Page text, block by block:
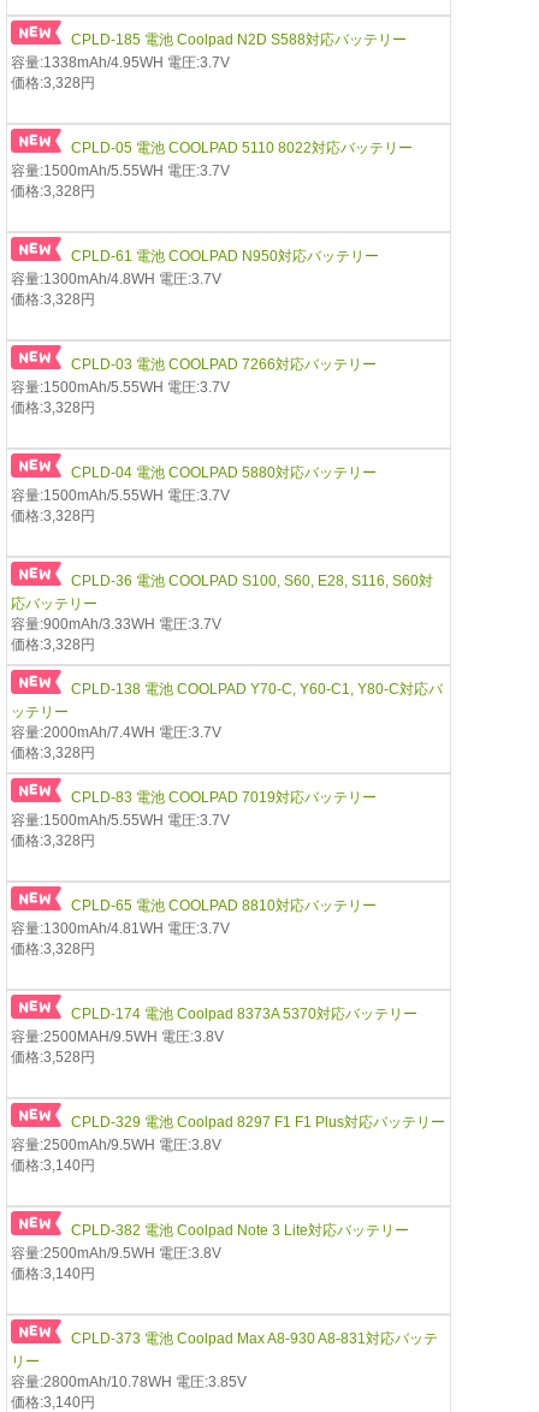
CPLD-185 電池 Coolpad N2D S588対応バッテリー
容量:1338mAh/4.95WH 電圧:3.7V
価格:3,328円
CPLD-05 電池 COOLPAD 5110 8022対応バッテリー
容量:1500mAh/5.55WH 電圧:3.7V
価格:3,328円
CPLD-61 電池 COOLPAD N950対応バッテリー
容量:1300mAh/4.8WH 電圧:3.7V
価格:3,328円
CPLD-03 電池 COOLPAD 7266対応バッテリー
容量:1500mAh/5.55WH 電圧:3.7V
価格:3,328円
CPLD-04 電池 COOLPAD 5880対応バッテリー
容量:1500mAh/5.55WH 電圧:3.7V
価格:3,328円
CPLD-36 電池 COOLPAD S100, S60, E28, S116, S60対
応バッテリー
容量:900mAh/3.33WH 電圧:3.7V
価格:3,328円
CPLD-138 電池 COOLPAD Y70-C, Y60-C1, Y80-C対応バ
ッテリー
容量:2000mAh/7.4WH 電圧:3.7V
価格:3,328円
CPLD-83 電池 COOLPAD 7019対応バッテリー
容量:1500mAh/5.55WH 電圧:3.7V
価格:3,328円
CPLD-65 電池 COOLPAD 8810対応バッテリー
容量:1300mAh/4.81WH 電圧:3.7V
価格:3,328円
CPLD-174 電池 Coolpad 8373A 5370対応バッテリー
容量:2500MAH/9.5WH 電圧:3.8V
価格:3,528円
CPLD-329 電池 Coolpad 8297 F1 F1 Plus対応バッテリー
容量:2500mAh/9.5WH 電圧:3.8V
価格:3,140円
CPLD-382 電池 Coolpad Note 3 Lite対応バッテリー
容量:2500mAh/9.5WH 電圧:3.8V
価格:3,140円
CPLD-373 電池 Coolpad Max A8-930 A8-831対応バッテ
リー
容量:2800mAh/10.78WH 電圧:3.85V
価格:3,140円